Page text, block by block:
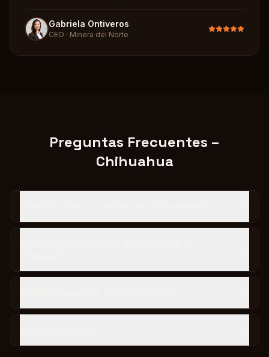
Gabriela Ontiveros
CEO · Minera del Norte
Preguntas Frecuentes –
Chihuahua